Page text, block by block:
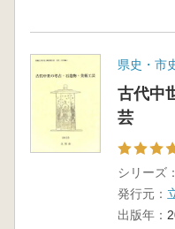
県史・市
古代中
芸
シリーズ：
発行元：
出版年：